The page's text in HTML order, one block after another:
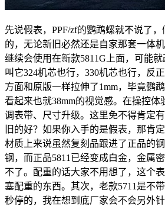
先说假表，PPF/zf的鹦鹉螺就不说了
的，无论新旧必然还是自家那套一体
继续会使用在新款5811G上面，可能
叫它324机芯也行，330机芯也行，反
方面和原版一样拉伸了1mm，毕竟鹦
看起来也就38mm的视觉感。在操控
调表带、尺寸升级。这里免不得肯定
旧的好？如果你入手的是假表，那肯
材质上来说虽然复刻品跟进了正品的
钢，而正品5811已经变成白金，金属
不了。配重的话大家不用想了，这个
塞配重的东西。其次，老款5711是不
秒停的，我在想到底厂家会不会另外